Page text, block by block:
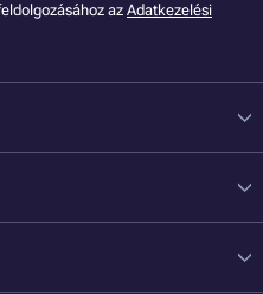
az Adatkezelési